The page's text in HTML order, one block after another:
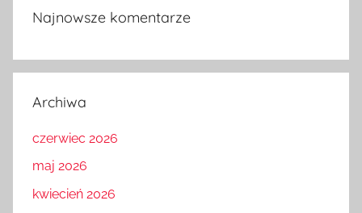
Najnowsze komentarze
Archiwa
czerwiec 2026
maj 2026
kwiecień 2026